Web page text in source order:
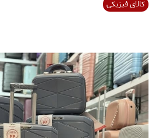
کالای فیزیکی